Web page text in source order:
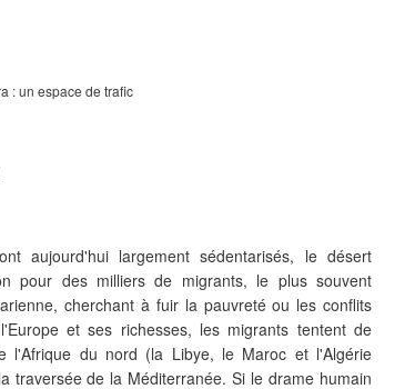
: un espace de trafic
aujourd'hui largement sédentarisés, le désert
pour des milliers de migrants, le plus souvent
cherchant à fuir la pauvreté ou les conflits
et ses richesses, les migrants tentent de
l'Afrique du nord (la Libye, le Maroc et l'Algérie
traversée de la Méditerranée. Si le drame humain